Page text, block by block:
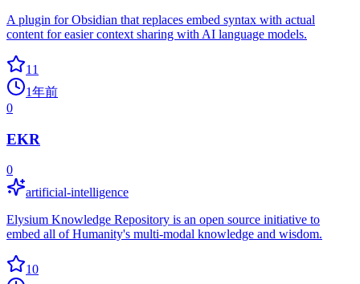
A plugin for Obsidian that replaces embed syntax with actual
content for easier context sharing with AI language models.
11
1年前
0
EKR
0
artificial-intelligence
Elysium Knowledge Repository is an open source initiative to
embed all of Humanity's multi-modal knowledge and wisdom.
10